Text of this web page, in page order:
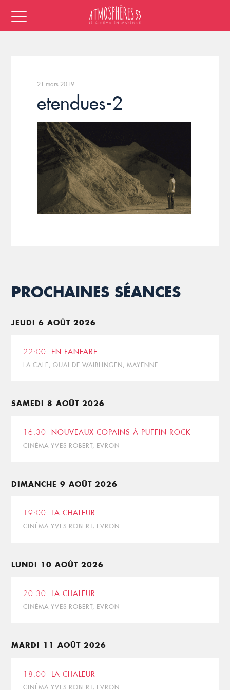
21 mars 2019
etendues-2
PROCHAINES SÉANCES
JEUDI 6 AOÛT 2026
22:00 EN FANFARE
LA CALE, QUAI DE WAIBLINGEN, MAYENNE
SAMEDI 8 AOÛT 2026
16:30 NOUVEAUX COPAINS À PUFFIN ROCK
CINÉMA YVES ROBERT, EVRON
DIMANCHE 9 AOÛT 2026
19:00 LA CHALEUR
CINÉMA YVES ROBERT, EVRON
LUNDI 10 AOÛT 2026
20:30 LA CHALEUR
CINÉMA YVES ROBERT, EVRON
MARDI 11 AOÛT 2026
18:00 LA CHALEUR
CINÉMA YVES ROBERT, EVRON